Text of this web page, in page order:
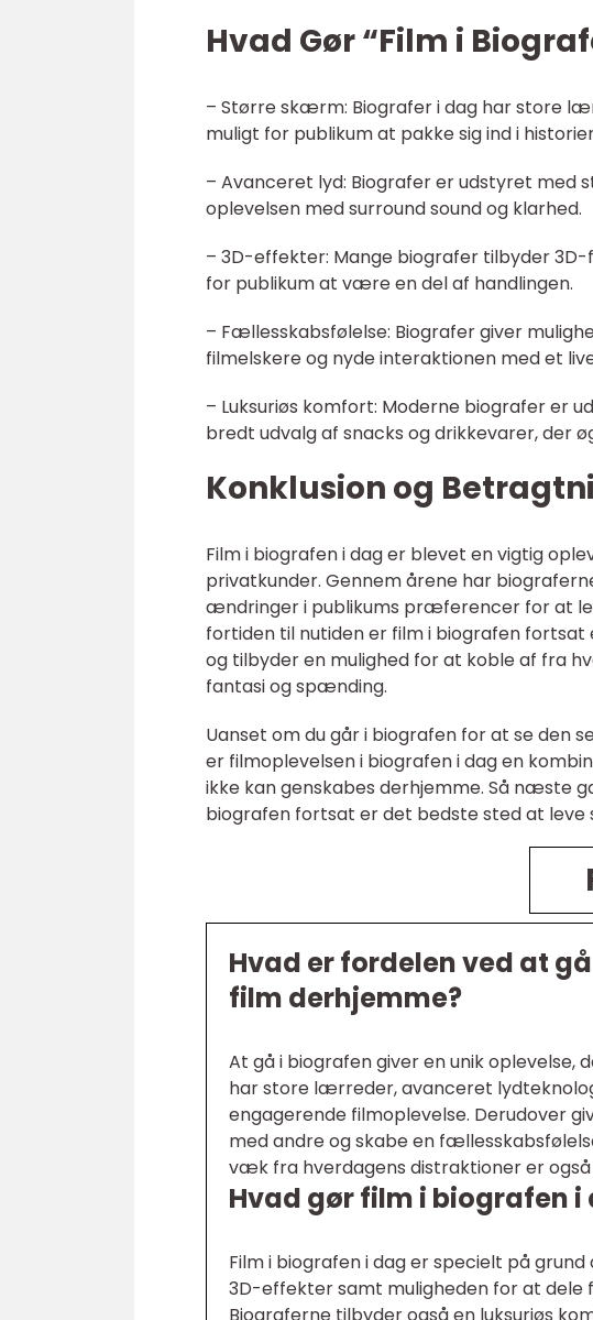
Hvad Gør “Film i
– Større skærm: Biografer i dag har store
muligt for publikum at pakke sig ind i
– Avanceret lyd: Biografer er udstyret
oplevelsen med surround sound og klarhed.
– 3D-effekter: Mange biografer tilbyder
for publikum at være en del af handlingen.
– Fællesskabsfølelse: Biografer giver
filmelskere og nyde interaktionen med et
– Luksuriøs komfort: Moderne biografer er
bredt udvalg af snacks og drikkevarer, der
Konklusion og
Film i biografen i dag er blevet en vigtig
privatkunder. Gennem årene har
ændringer i publikums præferencer for at
fortiden til nutiden er film i biografen
og tilbyder en mulighed for at koble af fra
fantasi og spænding.
Uanset om du går i biografen for at se den
er filmoplevelsen i biografen i dag en
ikke kan genskabes derhjemme. Så næste
biografen fortsat er det bedste sted at leve
Hvad er fordelen ved at
film derhjemme?
At gå i biografen giver en unik oplevelse,
har store lærreder, avanceret
engagerende filmoplevelse. Derudover
med andre og skabe en
væk fra hverdagens distraktioner er
Hvad gør film i biografen i
Film i biografen i dag er specielt på
3D-effekter samt muligheden for at dele